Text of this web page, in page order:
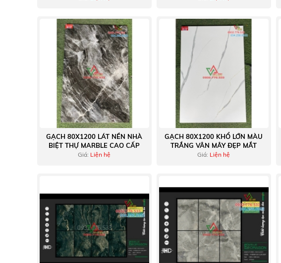
GẠCH 80X1200 LÁT NỀN NHÀ
BIỆT THỰ MARBLE CAO CẤP
Giá: Liện hệ
GẠCH 80X1200 KHỔ LỚN MÀU
TRẮNG VÂN MÂY ĐẸP MẮT
Giá: Liện hệ